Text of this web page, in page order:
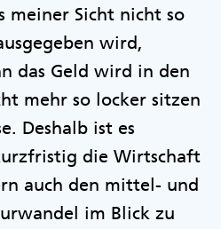
meiner Sicht nicht so
wird,
das Geld wird in den
mehr so locker sitzen
Deshalb ist es
die Wirtschaft
auch den mittel- und
im Blick zu